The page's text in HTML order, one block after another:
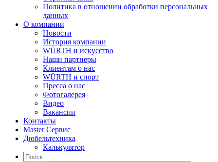
Политика в отношении обработки персональных
данных
О компании
Новости
История компании
WÜRTH и искусство
Наши партнеры
Клиентам о нас
WÜRTH и спорт
Пресса о нас
Фотогалерея
Видео
Вакансии
Контакты
Master Сервис
Дюбельтехника
Калькулятор